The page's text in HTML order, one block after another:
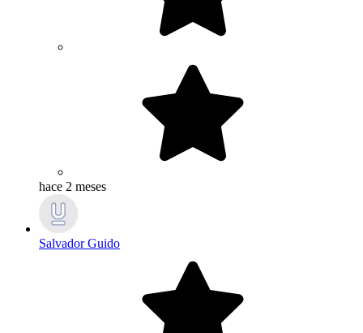
hace 2 meses
Salvador Guido